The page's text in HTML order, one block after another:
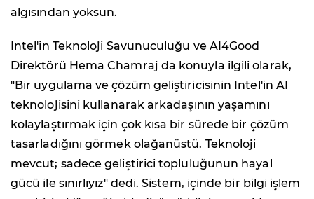
algısından yoksun.
Intel'in Teknoloji Savunuculuğu ve AI4Good
Direktörü Hema Chamraj da konuyla ilgili olarak,
"Bir uygulama ve çözüm geliştiricisinin Intel'in AI
teknolojisini kullanarak arkadaşının yaşamını
kolaylaştırmak için çok kısa bir sürede bir çözüm
tasarladığını görmek olağanüstü. Teknoloji
mevcut; sadece geliştirici topluluğunun hayal
gücü ile sınırlıyız" dedi. Sistem, içinde bir bilgi işlem